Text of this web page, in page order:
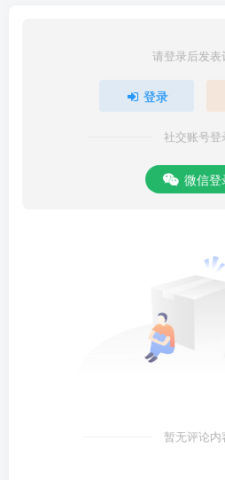
请登录后发表
登录
社交账号登
微信登
暂无评论内